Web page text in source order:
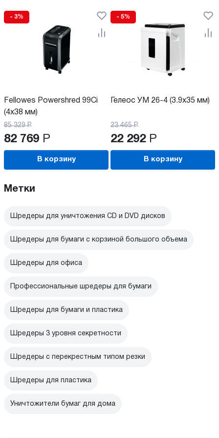
- 3%
Fellowes Powershred 99Ci
(4x38 мм)
85 329 Р
82 769 Р
В корзину
- 5%
Гелеос УМ 26-4 (3.9x35 мм)
23 465 Р
22 292 Р
В корзину
Метки
Шредеры для уничтожения CD и DVD дисков
Шредеры для бумаги с корзиной большого объема
Шредеры для офиса
Профессиональные шредеры для бумаги
Шредеры для бумаги и пластика
Шредеры 3 уровня секретности
Шредеры с перекрестным типом резки
Шредеры для пластика
Уничтожители бумаг для дома